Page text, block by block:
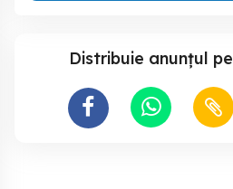
Distribuie anunțul pe